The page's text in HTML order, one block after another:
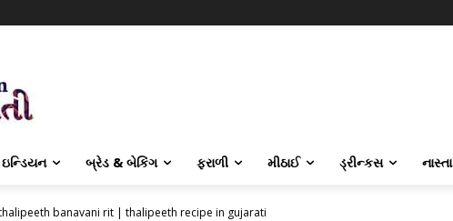
બ્રેડ & બેકિંગ ફરાળી મીઠાઈ ડ્રીન્કસ નાસ્તા
thalipeeth banavani rit | thalipeeth recipe in gujarati